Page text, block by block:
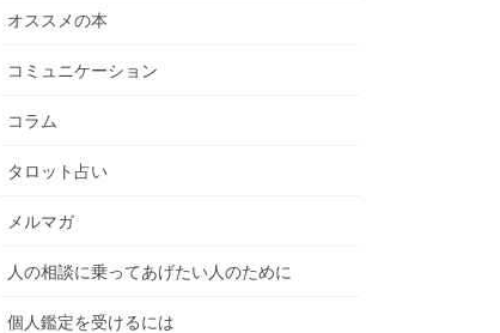
オススメの本
コミュニケーション
コラム
タロット占い
メルマガ
人の相談に乗ってあげたい人のために
個人鑑定を受けるには